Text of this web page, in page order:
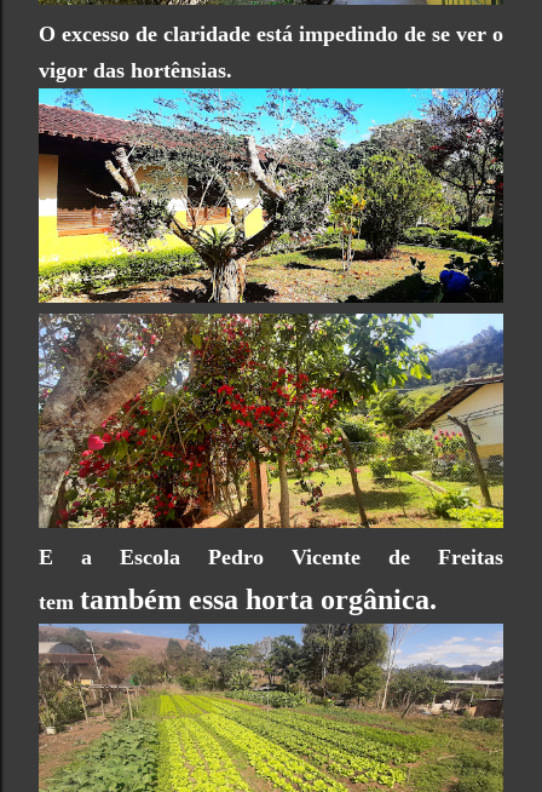
O excesso de claridade está impedindo de se ver o
vigor das hortênsias.
E a Escola Pedro Vicente de Freitas
tem também essa horta orgânica.